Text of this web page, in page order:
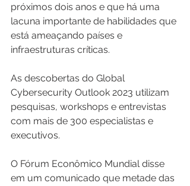
próximos dois anos e que há uma
lacuna importante de habilidades que
está ameaçando países e
infraestruturas críticas.
As descobertas do Global
Cybersecurity Outlook 2023 utilizam
pesquisas, workshops e entrevistas
com mais de 300 especialistas e
executivos.
O Fórum Econômico Mundial disse
em um comunicado que metade das